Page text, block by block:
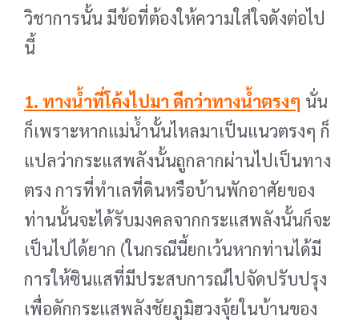
วิชาการนั้น มีข้อที่ต้องให้ความใส่ใจดังต่อไป
นี้
1. ทางน้ำที่โค้งไปมา ดีกว่าทางน้ำตรงๆ นั่น
ก็เพราะหากแม่น้ำนั้นไหลมาเป็นแนวตรงๆ ก็
แปลว่ากระแสพลังนั้นถูกลากผ่านไปเป็นทาง
ตรง การที่ทำเลที่ดินหรือบ้านพักอาศัยของ
ท่านนั้นจะได้รับมงคลจากกระแสพลังนั้นก็จะ
เป็นไปได้ยาก (ในกรณีนี้ยกเว้นหากท่านได้มี
การให้ซินแสที่มีประสบการณ์ไปจัดปรับปรุง
เพื่อดักกระแสพลังชัยภูมิฮวงจุ้ยในบ้านของ